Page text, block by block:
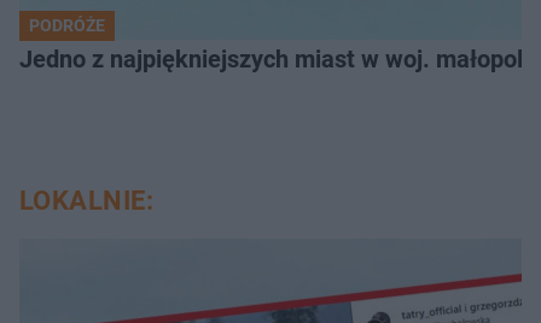
PODRÓŻE
Jedno z najpiękniejszych miast w woj.
LOKALNIE: